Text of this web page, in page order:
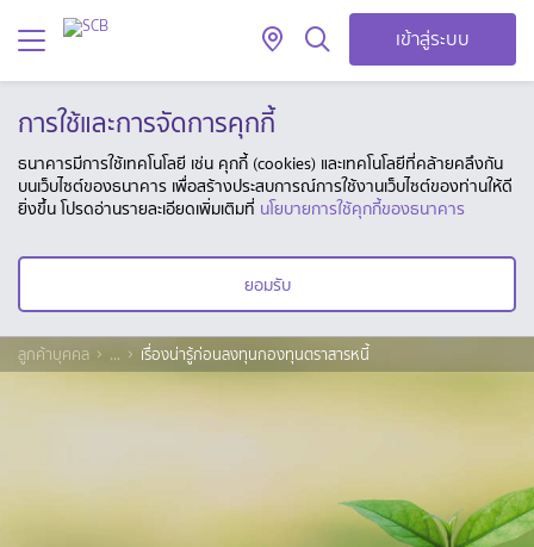
เข้าสู่ระบบ
การใช้และการจัดการคุกกี้
ธนาคารมีการใช้เทคโนโลยี เช่น คุกกี้ (cookies) และเทคโนโลยีที่คล้ายคลึงกัน
บนเว็บไซต์ของธนาคาร เพื่อสร้างประสบการณ์การใช้งานเว็บไซต์ของท่านให้ดี
ยิ่งขึ้น โปรดอ่านรายละเอียดเพิ่มเติมที่ นโยบายการใช้คุกกี้ของธนาคาร
ยอมรับ
ลูกค้าบุคคล ... เรื่องน่ารู้ก่อนลงทุนกองทุนตราสารหนี้